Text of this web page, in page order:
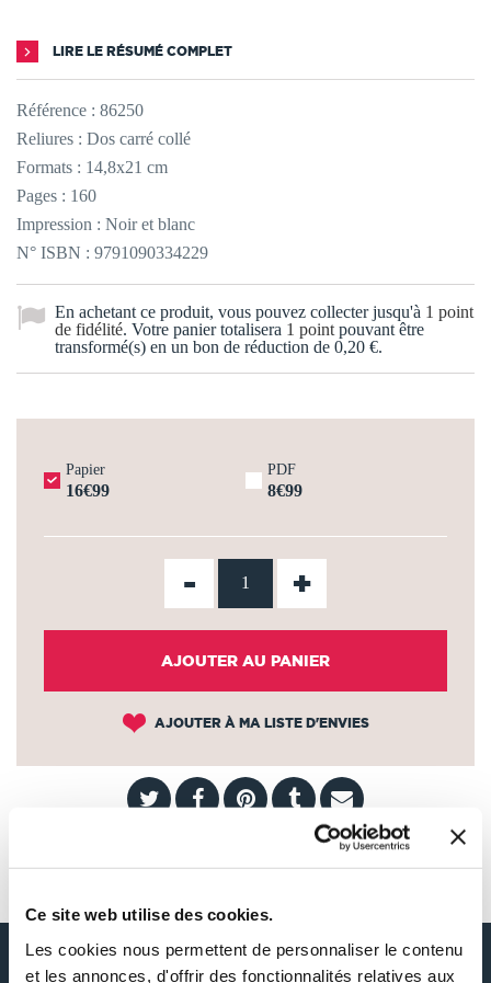
Ce site web utilise des cookies.
Les cookies nous permettent de personnaliser le contenu
et les annonces, d'offrir des fonctionnalités relatives aux
LIRE LE RÉSUMÉ COMPLET
Référence : 86250
Reliures : Dos carré collé
Formats : 14,8x21 cm
Pages : 160
Impression : Noir et blanc
N° ISBN : 9791090334229
En achetant ce produit, vous pouvez collecter jusqu'à 1 point
de fidélité. Votre panier totalisera 1 point pouvant être
transformé(s) en un bon de réduction de 0,20 €.
Papier
16€99
PDF
8€99
- +
AJOUTER AU PANIER
AJOUTER À MA LISTE D'ENVIES